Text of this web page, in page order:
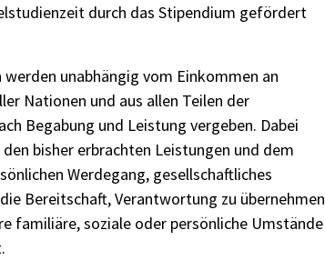
durch das Stipendium gefördert
werden unabhängig vom Einkommen an
Nationen und aus allen Teilen der
Begabung und Leistung vergeben. Dabei
bisher erbrachten Leistungen und dem
Werdegang, gesellschaftliches
Bereitschaft, Verantwortung zu übernehmen
familiäre, soziale oder persönliche Umstände